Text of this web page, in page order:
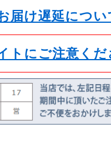
届け遅延につ
トにご注意くだ